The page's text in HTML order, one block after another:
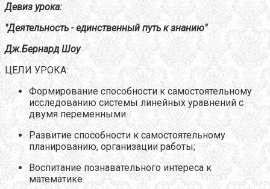
Девиз урока:
"Деятельность - единственный путь к знанию"
Дж.Бернард Шоу
ЦЕЛИ УРОКА:
Формирование способности к самостоятельному
исследованию системы линейных уравнений с
двумя переменными.
Развитие способности к самостоятельному
планированию, организации работы;
Воспитание познавательного интереса к
математике.